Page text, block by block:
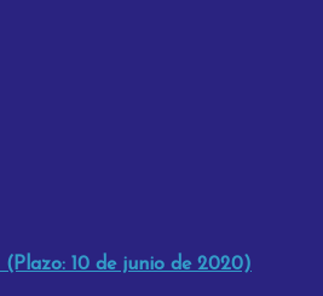
10 de junio de 2020)